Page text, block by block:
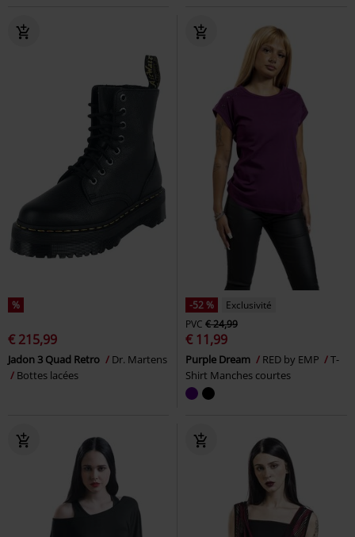
%
€ 215,99
Jadon 3 Quad Retro
Dr. Martens
Bottes lacées
-52 %
Exclusivité
PVC € 24,99
€ 11,99
Purple Dream RED by EMP
T-
Shirt Manches courtes